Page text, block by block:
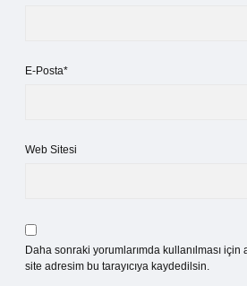
E-Posta*
Web Sitesi
Daha sonraki yorumlarımda kullanılması için
site adresim bu tarayıcıya kaydedilsin.